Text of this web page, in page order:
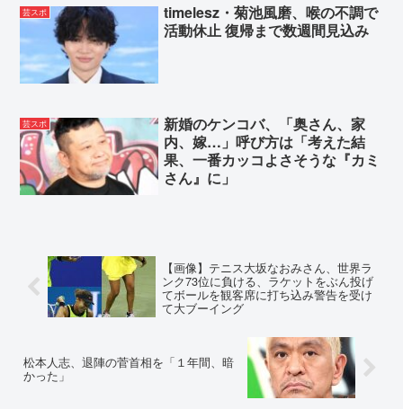
芸スポ
timelesz・菊池風磨、喉の不調で
活動休止 復帰まで数週間見込み
芸スポ
新婚のケンコバ、「奥さん、家
内、嫁…」呼び方は「考えた結
果、一番カッコよさそうな『カミ
さん』に」
【画像】テニス大坂なおみさん、世界ラ
ンク73位に負ける、ラケットをぶん投げ
てボールを観客席に打ち込み警告を受け
て大ブーイング
松本人志、退陣の菅首相を「１年間、暗
かった」